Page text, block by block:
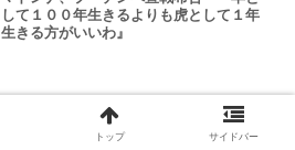
して１００年生きるよりも虎として１年
生きる方がいいわ』
統一教会の学生組織「カープ」 真の父
トップ サイドバー